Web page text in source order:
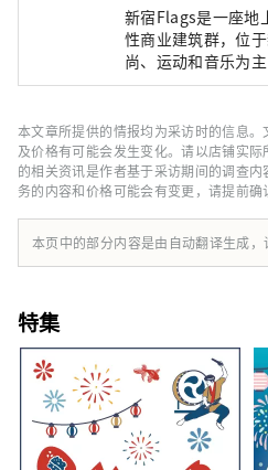
新宿Flags是一座地
性商业建筑群，位
尚、运动和音乐为
Oshman's和Tower
建筑群，地上八层
百货、 BIC
们提供个性化的生活方式。 小田
新宿西口地下的商
栋建筑。这里汇集
即使在雨天也能享
本文章所提供的情报均为采访时的信息
及价格有可能会发生变化。请以店铺实
的相关资讯是作者基于采访期间的调查
务的内容和价格可能会有变更，请提前确
本页中的部分内容是由自动翻译生成，
特集